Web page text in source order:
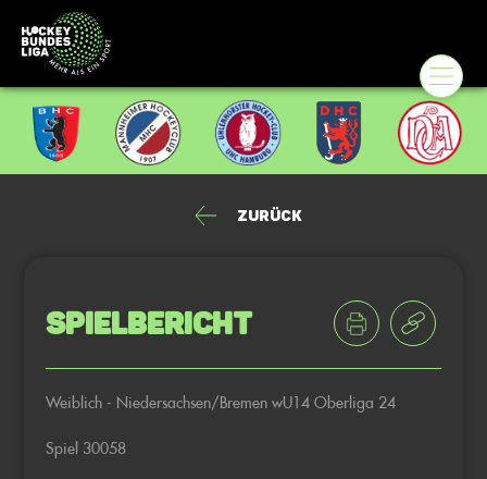
Zurück
Spielbericht
Weiblich - Niedersachsen/Bremen wU14 Oberliga 24
Spiel 30058